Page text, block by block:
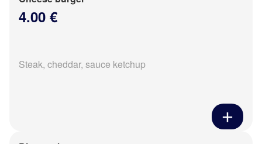
4.00 €
Steak, cheddar, sauce ketchup